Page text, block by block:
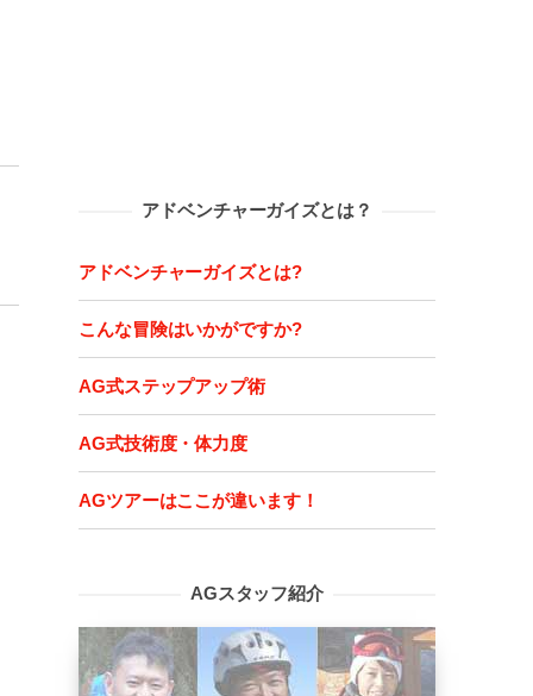
アドベンチャーガイズとは？
アドベンチャーガイズとは?
こんな冒険はいかがですか?
AG式ステップアップ術
AG式技術度・体力度
AGツアーはここが違います！
AGスタッフ紹介